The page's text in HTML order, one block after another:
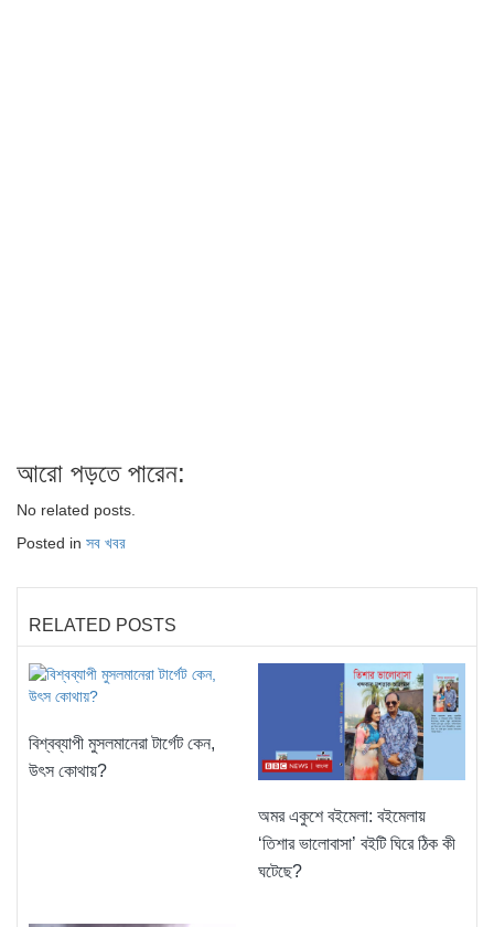
আরো পড়তে পারেন:
No related posts.
Posted in সব খবর
RELATED POSTS
বিশ্বব্যাপী মুসলমানেরা টার্গেট কেন,
উৎস কোথায়?
অমর একুশে বইমেলা: বইমেলায়
‘তিশার ভালোবাসা’ বইটি ঘিরে ঠিক কী
ঘটেছে?